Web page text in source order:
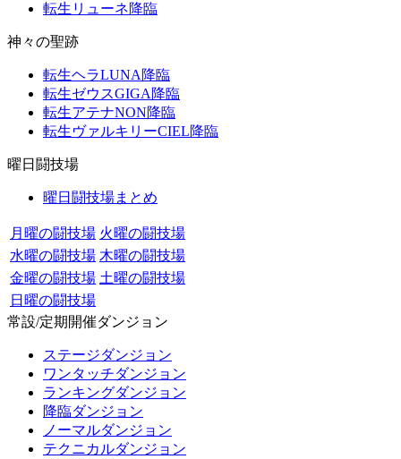
転生リューネ降臨
神々の聖跡
転生ヘラLUNA降臨
転生ゼウスGIGA降臨
転生アテナNON降臨
転生ヴァルキリーCIEL降臨
曜日闘技場
曜日闘技場まとめ
月曜の闘技場 火曜の闘技場
水曜の闘技場 木曜の闘技場
金曜の闘技場 土曜の闘技場
日曜の闘技場
常設/定期開催ダンジョン
ステージダンジョン
ワンタッチダンジョン
ランキングダンジョン
降臨ダンジョン
ノーマルダンジョン
テクニカルダンジョン